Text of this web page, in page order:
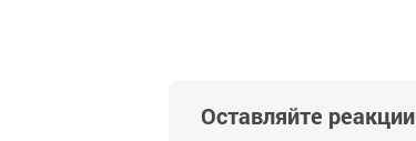
Оставляйте реакции